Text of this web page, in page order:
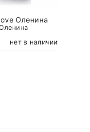
Оленина
нет в наличии